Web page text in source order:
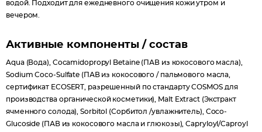
выработку коллагена, замедляя процесс
Гидролат зеленого чая с содержанием флавоноидов
омолаживает и защищает кожу, стимулируя восстановление
клеточных мембран. Обладает вяжущим, тонизирующим,
противовоспалительным действием. Улучшает
еёэластичность.
водой. Подходит для ежедневного очищения кожи утром и
вечером.
Активные компоненты / состав
Aqua (Вода), Cocamidopropyl Betaine (ПАВ из кокосового масла),
Sodium Coco-Sulfate (ПАВ из кокосового / пальмового масла,
сертификат ECOSERT, разрешенный по стандарту COSMOS для
производства органической косметики), Malt Extract (Экстракт
ячменного солода), Sorbitol (Сорбитол /увлажнитель), Coco-
Glucoside (ПАВ из кокосового масла и глюкозы), Capryloyl/Caproyl